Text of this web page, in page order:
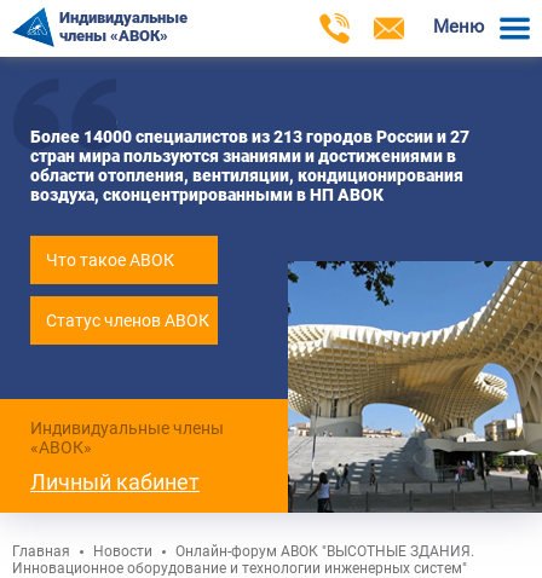
Индивидуальные
члены «АВОК»
Меню
Более 14000 специалистов из 213 городов России и 27
стран мира пользуются знаниями и достижениями в
области отопления, вентиляции, кондиционирования
воздуха, сконцентрированными в НП АВОК
Что такое АВОК
Статус членов АВОК
Индивидуальные члены
«АВОК»
Личный кабинет
Главная Новости
Онлайн-форум АВОК "ВЫСОТНЫЕ ЗДАНИЯ.
Инновационное оборудование и технологии инженерных систем"